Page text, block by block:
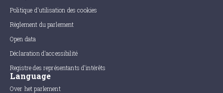
Politique d'utilisation des cookies
Règlement du parlement
Open data
Déclaration d'accessibilité
Registre des représentants d'intérêts
Language
Over het parlement